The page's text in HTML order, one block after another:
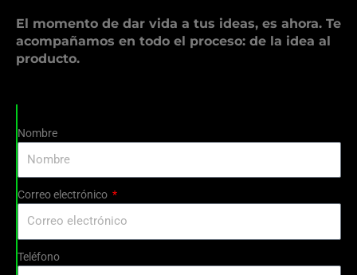
El momento de dar vida a tus ideas, es ahora. Te
acompañamos en todo el proceso: de la idea al
producto.
Nombre
Correo electrónico
Teléfono